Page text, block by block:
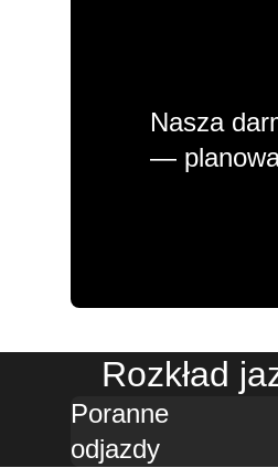
Nasza
—
Rozkład
Poranne
odjazdy